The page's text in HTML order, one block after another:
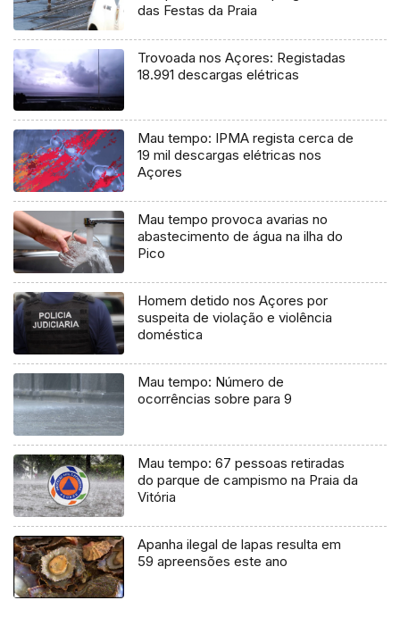
das Festas da Praia
Trovoada nos Açores: Registadas
18.991 descargas elétricas
Mau tempo: IPMA regista cerca de
19 mil descargas elétricas nos
Açores
Mau tempo provoca avarias no
abastecimento de água na ilha do
Pico
Homem detido nos Açores por
suspeita de violação e violência
doméstica
Mau tempo: Número de
ocorrências sobre para 9
Mau tempo: 67 pessoas retiradas
do parque de campismo na Praia da
Vitória
Apanha ilegal de lapas resulta em
59 apreensões este ano